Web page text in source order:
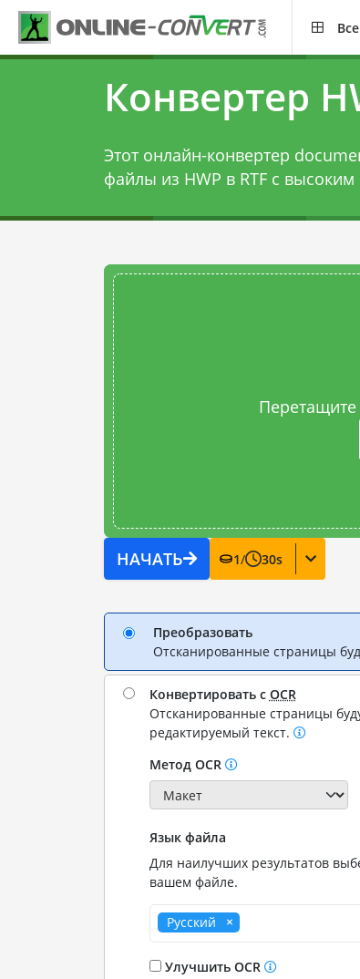
Конвертер
Этот онлайн-конвертер
файлы из HWP в RTF с высоким
НАЧАТЬ 1/ 30s
Преобразовать
Отсканированные страницы
Конвертировать с OCR
Отсканированные страницы
редактируемый текст.
Метод OCR
Язык файла
Для наилучших результатов
вашем файле.
Русский
Улучшить OCR